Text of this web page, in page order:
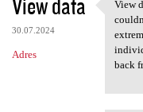
30.07.2024
Adres
View
View
back